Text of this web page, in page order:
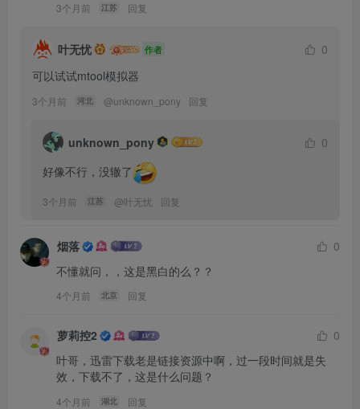
3个月前 江苏 回复
叶无忧 作者
0
可以试试mtool模拟器
3个月前 河北 @unknown_pony 回复
unknown_pony
0
好像不行，没辙了
3个月前 江苏 @叶无忧 回复
烟落
0
不懂就问，，这是黑白的么？？
4个月前 北京 回复
萝莉控2
0
叶哥，迅雷下载老是链接资源中啊，过一段时间就是失
效，下载不了，这是什么问题？
4个月前 湖北 回复